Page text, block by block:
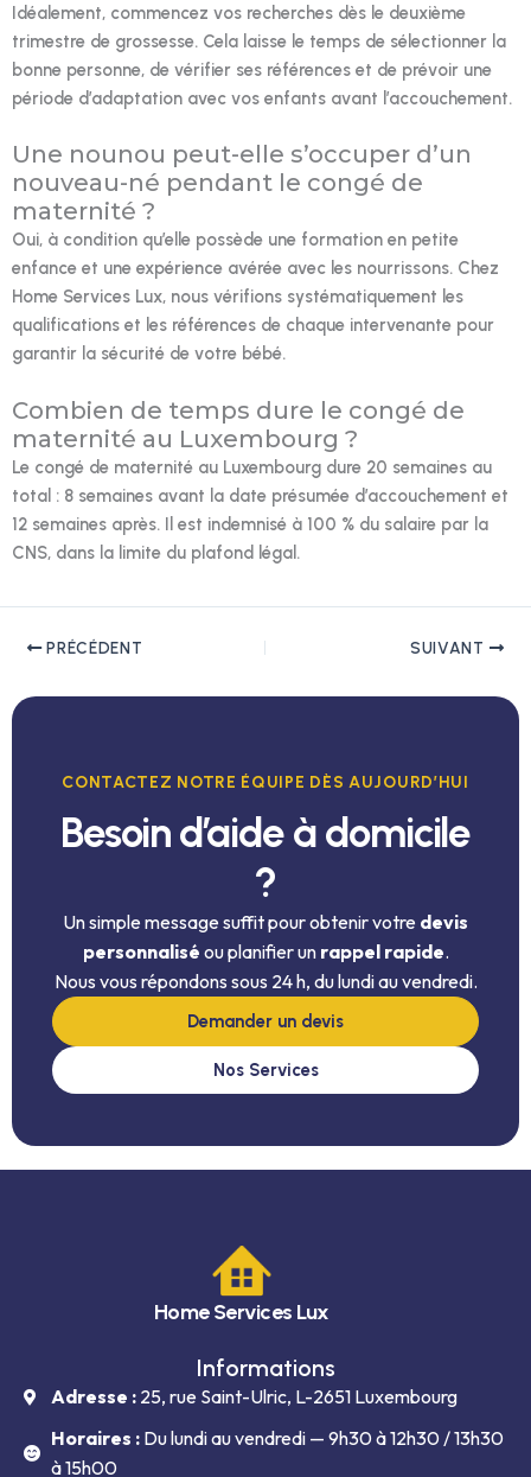
Idéalement, commencez vos recherches dès le deuxième
trimestre de grossesse. Cela laisse le temps de sélectionner la
bonne personne, de vérifier ses références et de prévoir une
période d’adaptation avec vos enfants avant l’accouchement.
Une nounou peut-elle s’occuper d’un
nouveau-né pendant le congé de
maternité ?
Oui, à condition qu’elle possède une formation en petite
enfance et une expérience avérée avec les nourrissons. Chez
Home Services Lux, nous vérifions systématiquement les
qualifications et les références de chaque intervenante pour
garantir la sécurité de votre bébé.
Combien de temps dure le congé de
maternité au Luxembourg ?
Le congé de maternité au Luxembourg dure 20 semaines au
total : 8 semaines avant la date présumée d’accouchement et
12 semaines après. Il est indemnisé à 100 % du salaire par la
CNS, dans la limite du plafond légal.
PRÉCÉDENT SUIVANT
CONTACTEZ NOTRE ÉQUIPE DÈS AUJOURD’HUI
Besoin d’aide à domicile
?
Un simple message suffit pour obtenir votre devis
personnalisé ou planifier un rappel rapide.
Nous vous répondons sous 24 h, du lundi au vendredi.
Demander un devis
Nos Services
Home Services Lux
Informations
Adresse :25, rue Saint-Ulric, L-2651 Luxembourg
Horaires :Du lundi au vendredi — 9h30 à 12h30 / 13h30
à 15h00